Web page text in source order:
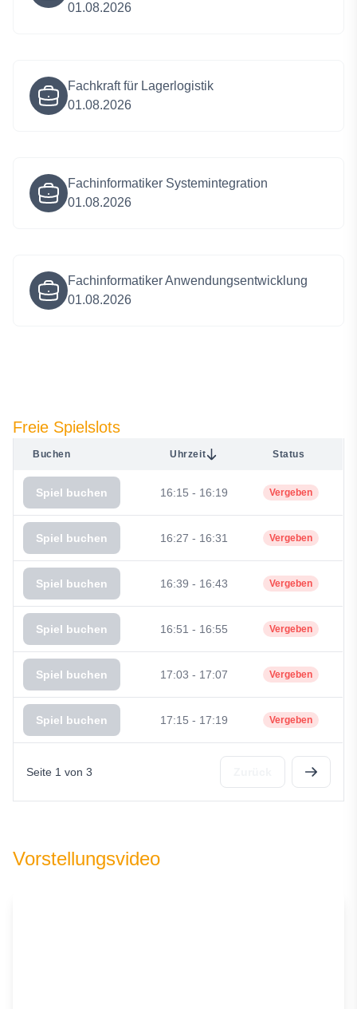
01.08.2026
Fachkraft für Lagerlogistik
01.08.2026
Fachinformatiker Systemintegration
01.08.2026
Fachinformatiker Anwendungsentwicklung
01.08.2026
Freie Spielslots
Buchen Uhrzeit Status
Spiel buchen 16:15 - 16:19 Vergeben
Spiel buchen 16:27 - 16:31 Vergeben
Spiel buchen 16:39 - 16:43 Vergeben
Spiel buchen 16:51 - 16:55 Vergeben
Spiel buchen 17:03 - 17:07 Vergeben
Spiel buchen 17:15 - 17:19 Vergeben
Seite 1 von 3
Vorstellungsvideo